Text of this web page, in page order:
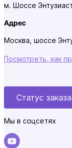
м. Шоссе
Адрес
Москва, шоссе
Посмотреть, как
Статус заказа
Мы в соцсетях